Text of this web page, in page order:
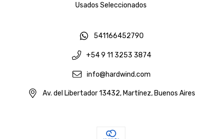
Usados Seleccionados
541166452790
+54 9 11 3253 3874
info@hardwind.com
Av. del Libertador 13432, Martínez, Buenos Aires